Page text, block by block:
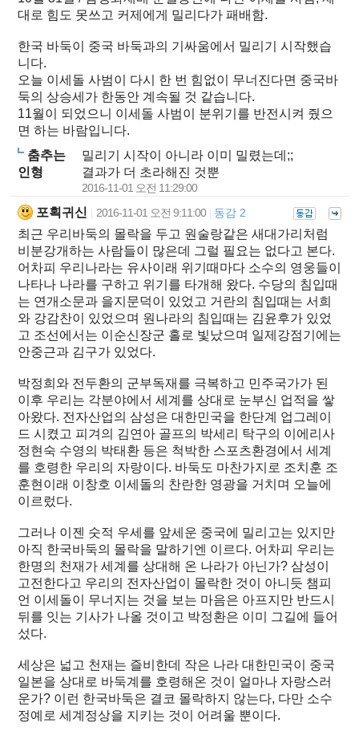
대로 힘도 못쓰고 커제에게 밀리다가 패배함.
한국 바둑이 중국 바둑과의 기싸움에서 밀리기 시작했습
니다.
오늘 이세돌 사범이 다시 한 번 힘없이 무너진다면 중국바
둑의 상승세가 한동안 계속될 것 같습니다.
11월이 되었으니 이세돌 사범이 분위기를 반전시켜 줬으
면 하는 바람입니다.
춤추는
인형
밀리기 시작이 아니라 이미 밀렸는데;;
결과가 더 초라해진 것뿐
2016-11-01 오전 11:29:00
포획귀신 2016-11-01 오전 9:11:00 동감 2
최근 우리바둑의 몰락을 두고 원술랑같은 새대가리처럼
비분강개하는 사람들이 많은데 그럴 필요는 없다고 본다.
어차피 우리나라는 유사이래 위기때마다 소수의 영웅들이
나타나 나라를 구하고 위기를 타개해 왔다. 수당의 침입때
는 연개소문과 을지문덕이 있었고 거란의 침입때는 서희
와 강감찬이 있었으며 원나라의 침입때는 김윤후가 있었
고 조선에서는 이순신장군 홀로 빛났으며 일제강점기에는
안중근과 김구가 있었다.
박정희와 전두환의 군부독재를 극복하고 민주국가가 된
이후 우리는 각분야에서 세계를 상대로 눈부신 업적을 쌓
아왔다. 전자산업의 삼성은 대한민국을 한단계 업그레이
드 시켰고 피겨의 김연아 골프의 박세리 탁구의 이에리사
정현숙 수영의 박태환 등은 척박한 스포츠환경에서 세계
를 호령한 우리의 자랑이다. 바둑도 마찬가지로 조치훈 조
훈현이래 이창호 이세돌의 찬란한 영광을 거치며 오늘에
이르렀다.
그러나 이젠 숫적 우세를 앞세운 중국에 밀리고는 있지만
아직 한국바둑의 몰락을 말하기엔 이르다. 어차피 우리는
한명의 천재가 세계를 상대해 온 나라가 아닌가? 삼성이
고전한다고 우리의 전자산업이 몰락한 것이 아니듯 챔피
언 이세돌이 무너지는 것을 보는 마음은 아프지만 반드시
뒤를 잇는 기사가 나올 것이고 박정환은 이미 그길에 들어
섰다.
세상은 넓고 천재는 즐비한데 작은 나라 대한민국이 중국
일본을 상대로 바둑계를 호령해온 것이 얼마나 자랑스러
운가? 이런 한국바둑은 결코 몰락하지 않는다, 다만 소수
정예로 세계정상을 지키는 것이 어려울 뿐이다.